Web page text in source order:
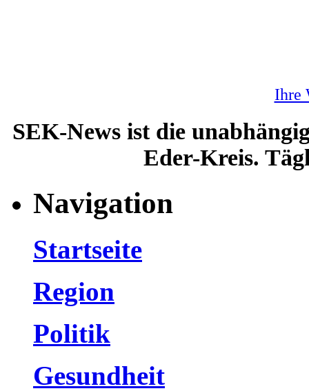
Ihre
SEK-News ist die
Eder-Kreis.
Navigation
Startseite
Region
Politik
Gesundheit